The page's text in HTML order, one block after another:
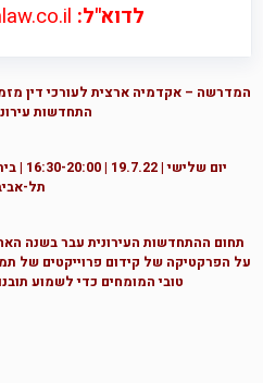
לדוא"ל:
המדרשה – אקדמיה ארצית לעורכי דין
התחדשות
יום שלישי | 19.7.22 | 16:30-20:00 |
תל-
תחום ההתחדשות העירונית עבר בשנה
טובי המומחים כדי לשמוע